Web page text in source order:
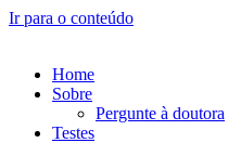
Ir para o conteúdo
Home
Sobre
Pergunte à doutora
Testes